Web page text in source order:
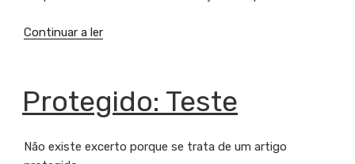
Continuar a ler“Workshop
junta
professores
todo
EM
Protegido: Teste
Não existe excerto porque se trata de um artigo